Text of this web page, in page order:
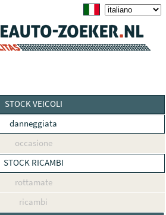
STOCK VEICOLI
danneggiata
occasione
STOCK RICAMBI
rottamate
ricambi